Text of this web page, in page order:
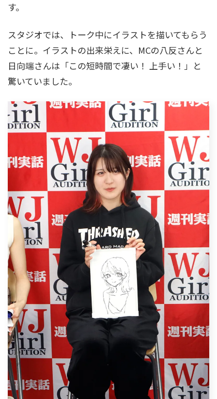
す。
スタジオでは、トーク中にイラストを描いてもらう
ことに。イラストの出来栄えに、MCの八反さんと
日向端さんは「この短時間で凄い！ 上手い！」と
驚いていました。